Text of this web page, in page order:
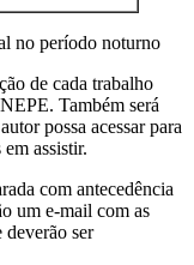
no período noturno
de cada trabalho
Também será
possa acessar para
assistir.
com antecedência
um e-mail com as
deverão ser